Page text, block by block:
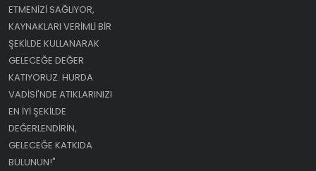
ETMENIZI SAĞLIYOR,
KAYNAKLARI VERIMLI BIR
ŞEKILDE KULLANARAK
GELECEĞE DEĞER
KATIYORUZ. HURDA
VADISI'NDE ATIKLARINIZI
EN IYI ŞEKILDE
DEĞERLENDIRIN,
GELECEĞE KATKIDA
BULUNUN!"